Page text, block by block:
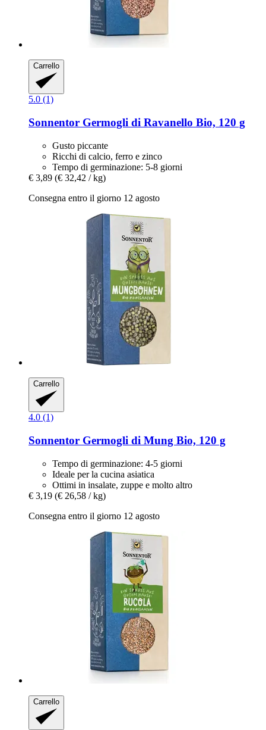
Carrello
5.0 (1)
Sonnentor Germogli di Ravanello Bio, 120 g
Gusto piccante
Ricchi di calcio, ferro e zinco
Tempo di germinazione: 5-8 giorni
€ 3,89 (€ 32,42 / kg)
Consegna entro il giorno 12 agosto
Carrello
4.0 (1)
Sonnentor Germogli di Mung Bio, 120 g
Tempo di germinazione: 4-5 giorni
Ideale per la cucina asiatica
Ottimi in insalate, zuppe e molto altro
€ 3,19 (€ 26,58 / kg)
Consegna entro il giorno 12 agosto
Carrello